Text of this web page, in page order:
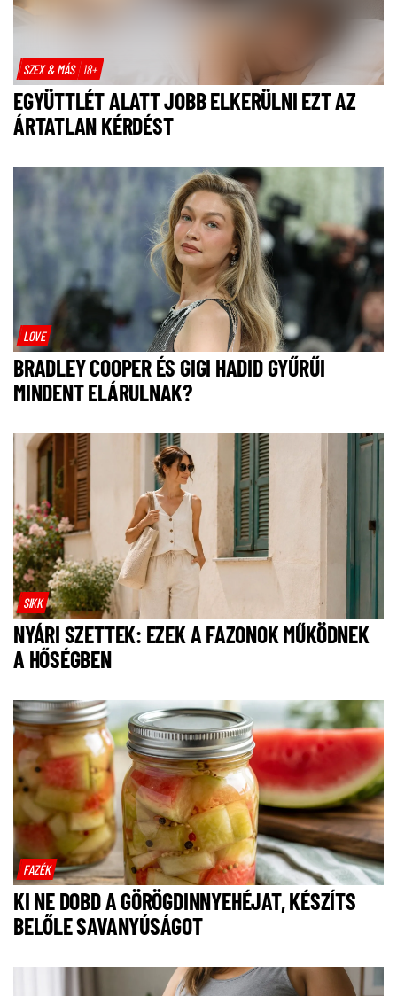
SZEX & MÁS 18+
EGYÜTTLÉT ALATT JOBB ELKERÜLNI EZT AZ
ÁRTATLAN KÉRDÉST
LOVE
BRADLEY COOPER ÉS GIGI HADID GYŰRŰI
MINDENT ELÁRULNAK?
SIKK
NYÁRI SZETTEK: EZEK A FAZONOK MŰKÖDNEK
A HŐSÉGBEN
FAZÉK
KI NE DOBD A GÖRÖGDINNYEHÉJAT, KÉSZÍTS
BELŐLE SAVANYÚSÁGOT